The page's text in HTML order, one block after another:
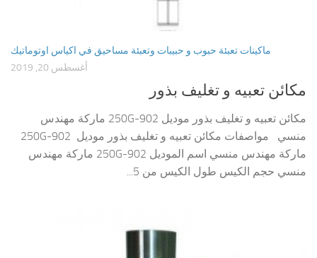
ماكينات تعبئة حبوب و حبيبات وتعبئة مساحيق في اكياس اوتوماتيك
أغسطس 20, 2019
مكائن تعبيه و تغليف بذور
مكائن تعبيه و تغليف بذور موديل 902-250G ماركة مهندس
منسي مواصفات مكائن تعبيه و تغليف بذور موديل 902-250G
ماركة مهندس منسي اسم الموديل 902-250G ماركة مهندس
منسي حجم الكيس طول الكيس من 5...